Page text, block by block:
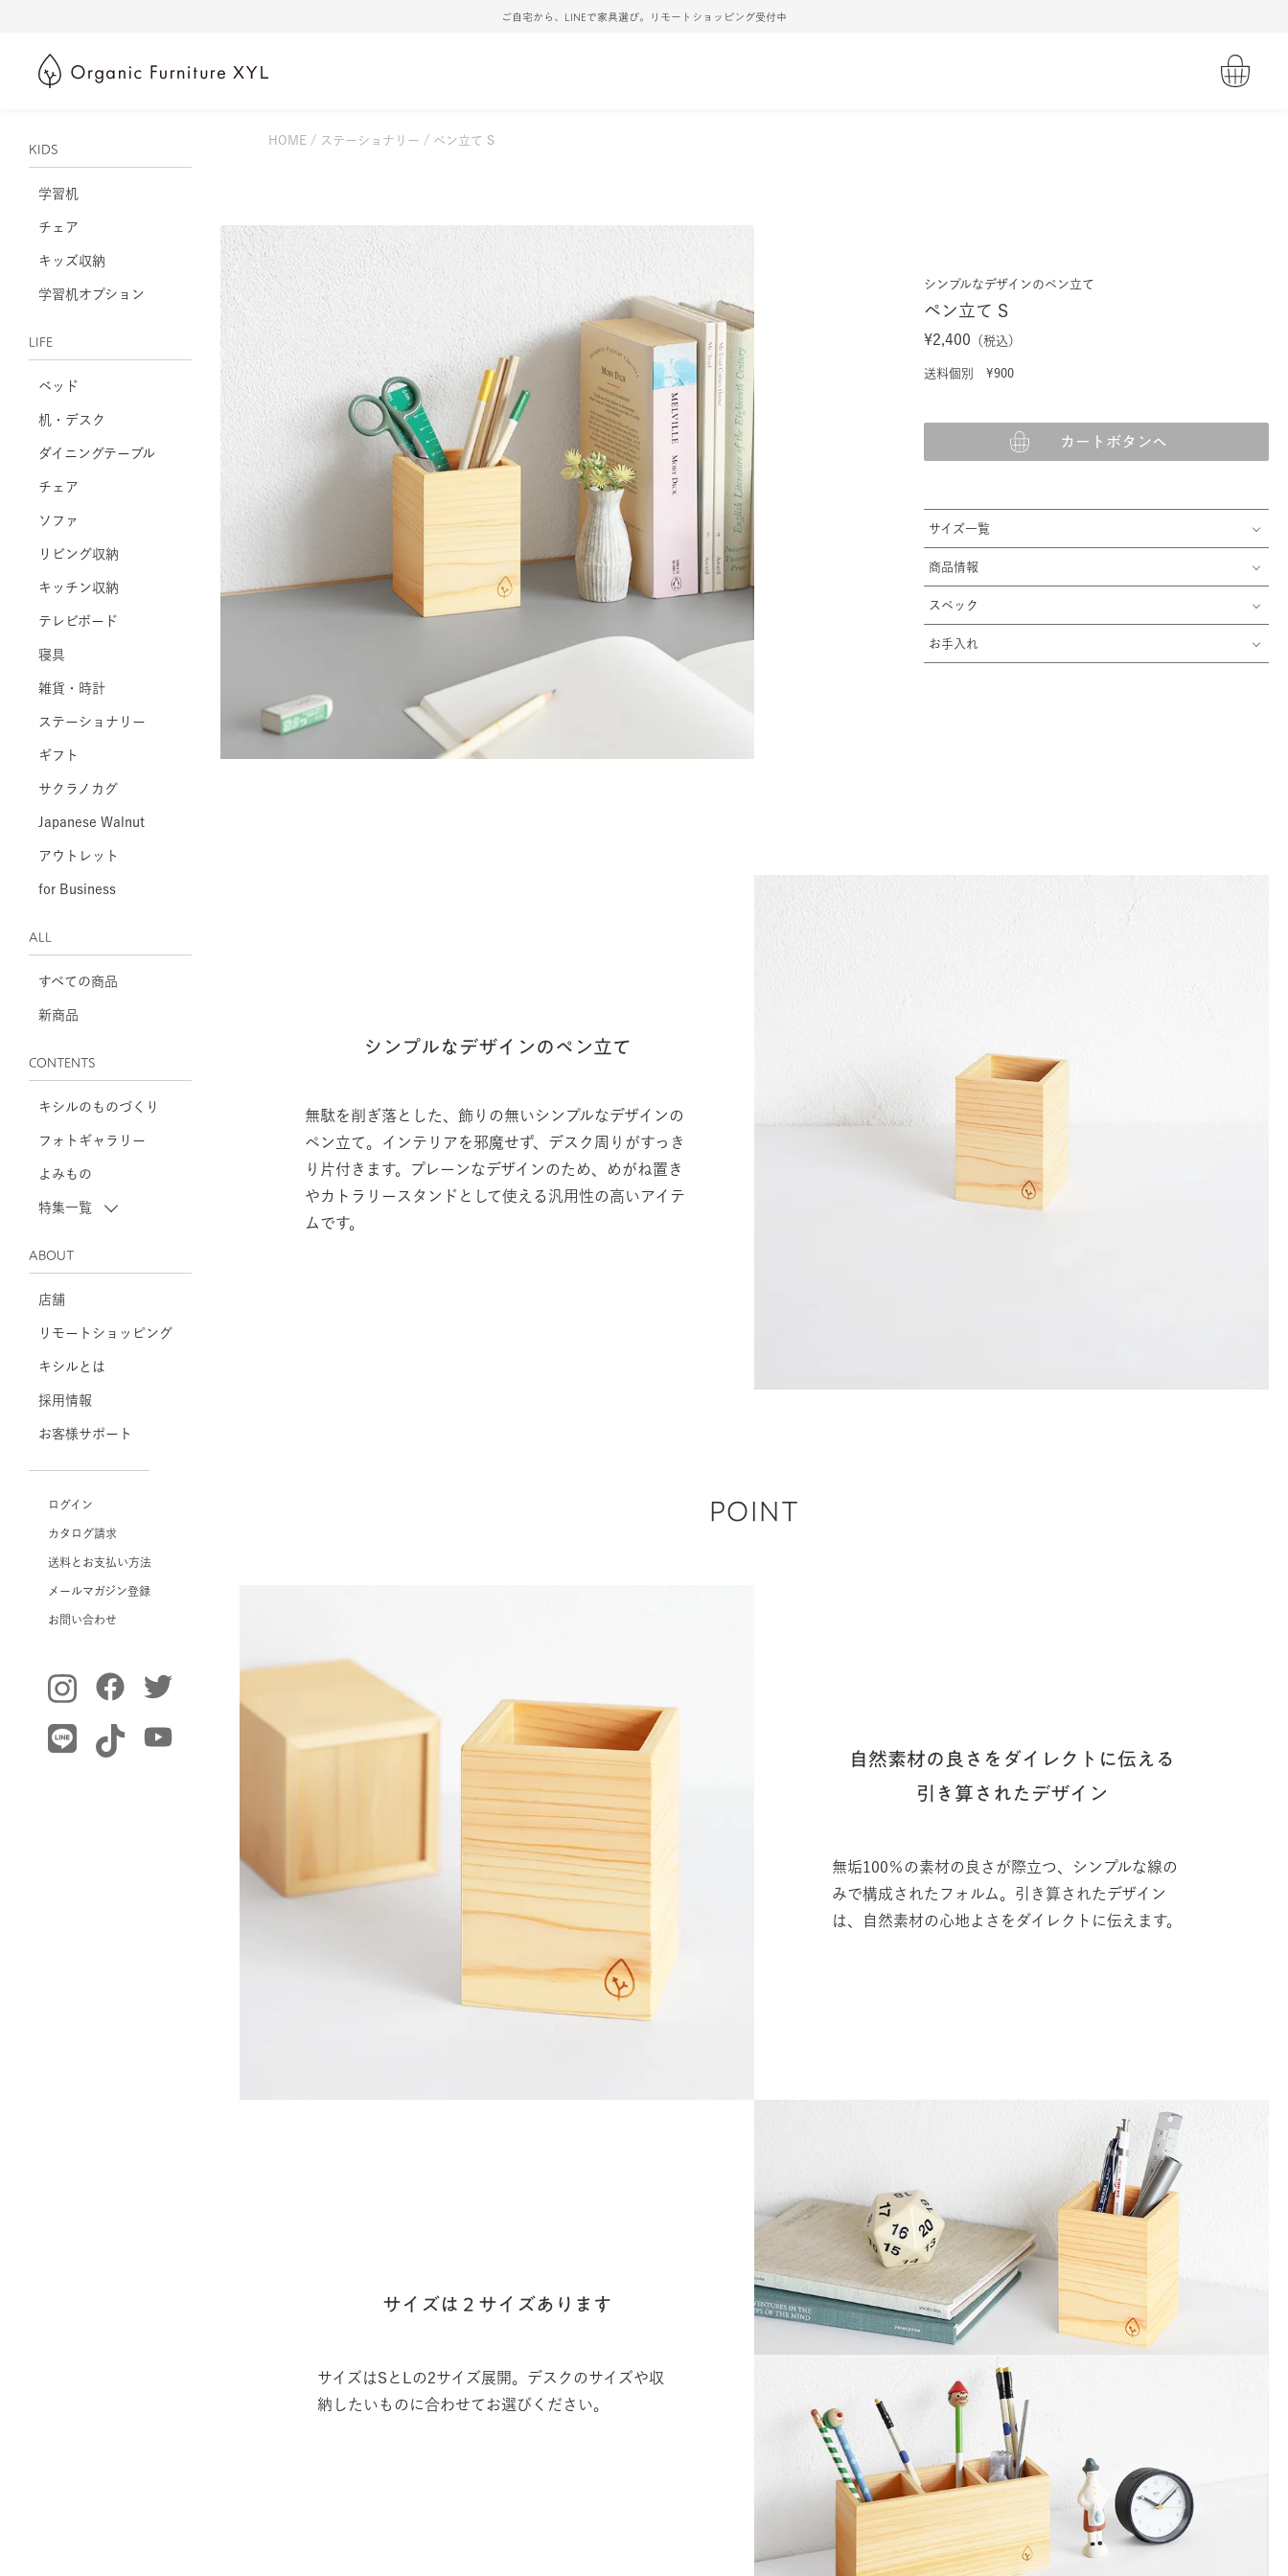
ご自宅から、LINEで家具選び。リモートショッピング受付中
KIDS
学習机
チェア
キッズ収納
学習机オプション
LIFE
ベッド
机・デスク
ダイニングテーブル
チェア
ソファ
リビング収納
キッチン収納
テレビボード
寝具
雑貨・時計
ステーショナリー
ギフト
サクラノカグ
Japanese Walnut
アウトレット
for Business
ALL
すべての商品
新商品
CONTENTS
キシルのものづくり
フォトギャラリー
よみもの
特集一覧
ABOUT
店舗
リモートショッピング
キシルとは
採用情報
お客様サポート
ログイン
カタログ請求
送料とお支払い方法
メールマガジン登録
お問い合わせ
HOME ステーショナリー ペン立て S
シンプルなデザインのペン立て
ペン立て S
¥2,400 （税込）
送料個別 ¥900
カートボタンへ
サイズ一覧
商品情報
スペック
お手入れ
シンプルなデザインのペン立て
無駄を削ぎ落とした、飾りの無いシンプルなデザインの
ペン立て。インテリアを邪魔せず、デスク周りがすっき
り片付きます。プレーンなデザインのため、めがね置き
やカトラリースタンドとして使える汎用性の高いアイテ
ムです。
POINT
自然素材の良さをダイレクトに伝える
引き算されたデザイン
無垢100％の素材の良さが際立つ、シンプルな線の
みで構成されたフォルム。引き算されたデザイン
は、自然素材の心地よさをダイレクトに伝えます。
サイズは２サイズあります
サイズはSとLの2サイズ展開。デスクのサイズや収
納したいものに合わせてお選びください。